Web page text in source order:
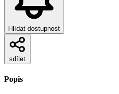
Hlídat dostupnost
sdílet
Popis